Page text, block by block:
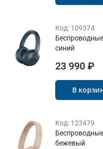
Код: 109574
синий
23 990 ₽
В
Код: 123479
бежевый